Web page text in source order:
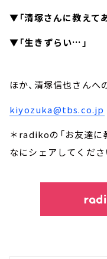
▼「清塚さんに教えて
▼「生きずらい…」
ほか、清塚信也さんへ
kiyozuka@tbs.co.jp
＊radikoの「お友達に
なにシェアしてくださ